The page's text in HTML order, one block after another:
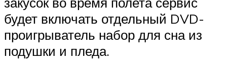
будет включать отдельный DVD-
проигрыватель набор для сна из
подушки и пледа.